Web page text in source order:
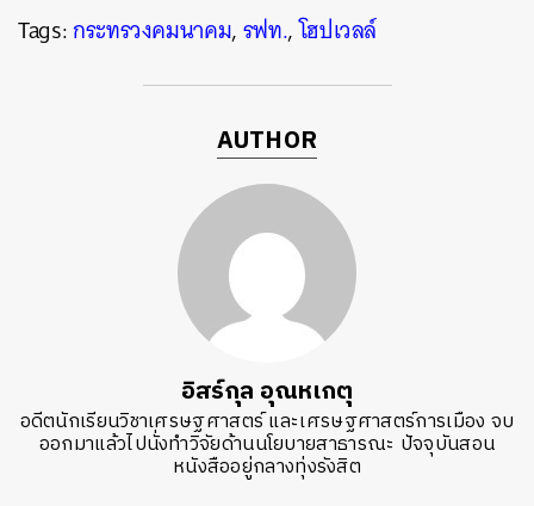
Tags:กระทรวงคมนาคม,รฟท.,โฮปเวลล์
AUTHOR
อิสร์กุล อุณหเกตุ
อดีตนักเรียนวิชาเศรษฐศาสตร์ และเศรษฐศาสตร์การเมือง จบ
ออกมาแล้วไปนั่งทำวิจัยด้านนโยบายสาธารณะ ปัจจุบันสอน
หนังสืออยู่กลางทุ่งรังสิต